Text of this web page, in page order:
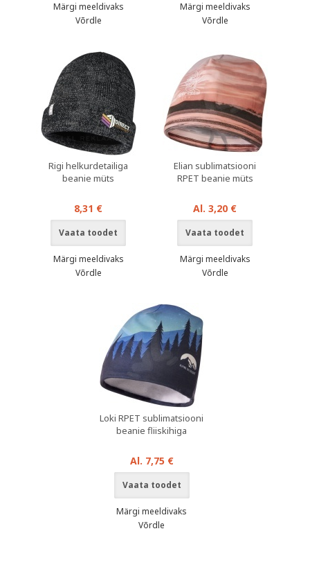
Märgi meeldivaks
Võrdle
Märgi meeldivaks
Võrdle
Rigi helkurdetailiga
beanie müts
8,31 €
Vaata toodet
Märgi meeldivaks
Võrdle
Elian sublimatsiooni
RPET beanie müts
Al. 3,20 €
Vaata toodet
Märgi meeldivaks
Võrdle
Loki RPET sublimatsiooni
beanie fliiskihiga
Al. 7,75 €
Vaata toodet
Märgi meeldivaks
Võrdle